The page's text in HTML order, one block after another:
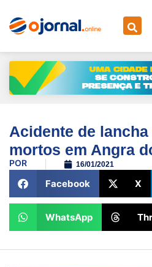
Acidente de
mortos em Angra
POR 16/01/2021
Facebook X
WhatsApp